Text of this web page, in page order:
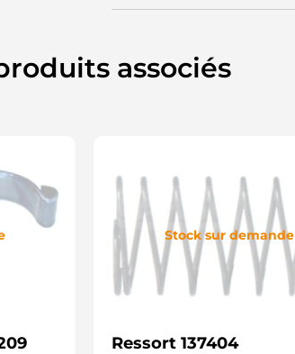
associés
Stock sur demande
Ressort 137404